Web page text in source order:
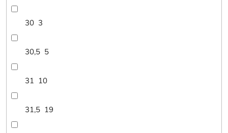
30 3
30,5 5
31 10
31,5 19